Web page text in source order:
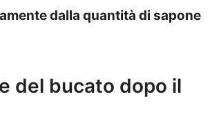
dalla quantità di sapone
del bucato dopo il